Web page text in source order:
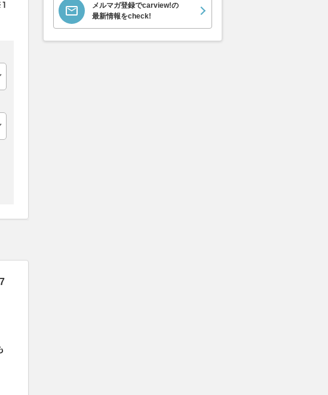
メルマガ登録でcarview!の
最新情報をcheck!